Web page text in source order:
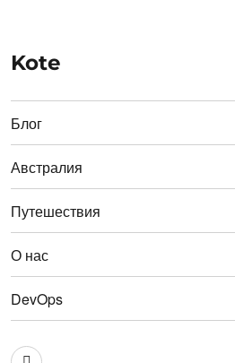
Kote
Блог
Австралия
Путешествия
О нас
DevOps
Австралия